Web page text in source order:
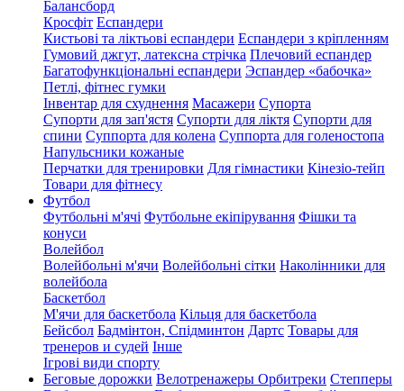
Балансборд
Кросфіт Еспандери
Кистьові та ліктьові еспандери Еспандери з кріпленням
Гумовий джгут, латексна стрічка Плечовий еспандер
Багатофункціональні еспандери Эспандер «бабочка»
Петлі, фітнес гумки
Інвентар для схуднення Масажери Супорта
Супорти для зап'ястя Супорти для ліктя Супорти для
спини Суппорта для колена Суппорта для голеностопа
Напульсники кожаные
Перчатки для тренировки Для гімнастики Кінезіо-тейп
Товари для фітнесу
Футбол
Футбольні м'ячі Футбольне екіпірування Фішки та
конуси
Волейбол
Волейбольні м'ячи Волейбольні сітки Наколінники для
волейбола
Баскетбол
М'ячи для баскетбола Кільця для баскетбола
Бейсбол Бадмінтон, Спідминтон Дартс Товары для
тренеров и судей Інше
Ігрові види спорту
Беговые дорожки Велотренажеры Орбитреки Степперы